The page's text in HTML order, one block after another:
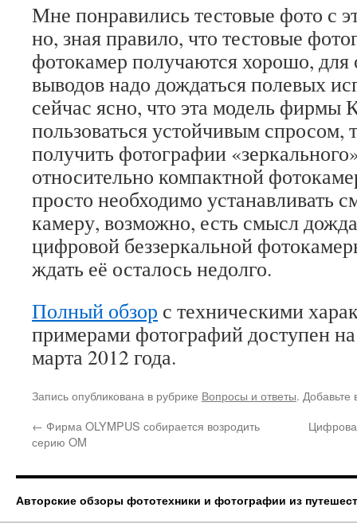
Мне понравились тестовые фото с
но, зная правило, что тестовые
фотокамер получаются хорошо, для
выводов надо дождаться полевых
сейчас ясно, что эта модель фирмы
пользоваться устойчивым спросом,
получить фотографии
относительно компактной
просто необходимо устанавливать
камеру, возможно, есть смысл
цифровой беззеркальной
ждать её осталось недолго.
Полный обзор с техническими
примерами фотографий доступен
марта 2012 года.
Запись опубликована в рубрике Вопросы и ответы. Добавьте
← Фирма OLYMPUS собирается возродить
серию OM
Авторские обзоры фототехники и фотографии из